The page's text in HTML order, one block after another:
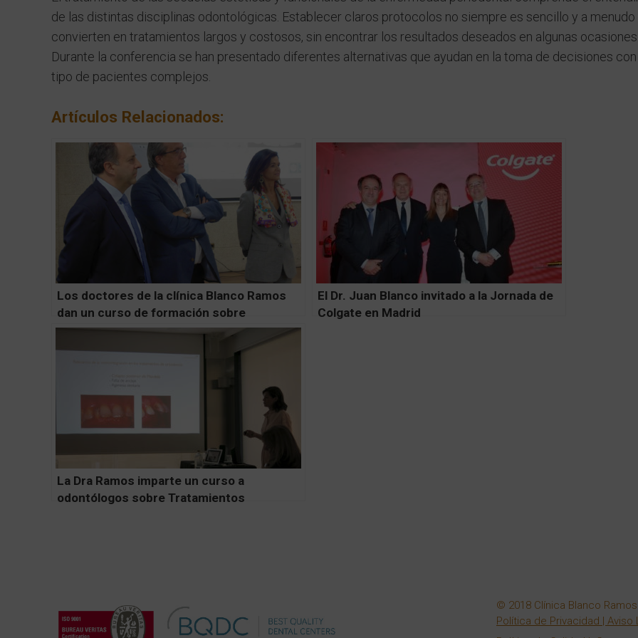
de las distintas disciplinas odontológicas. Establecer claros protocolos no siempre es sencillo y a menudo
convierten en tratamientos largos y costosos, sin encontrar los resultados deseados en algunas ocasiones.
Durante la conferencia se han presentado diferentes alternativas que ayudan en la toma de decisiones
tipo de pacientes complejos.
Artículos Relacionados:
Los doctores de la clínica Blanco Ramos
dan un curso de formación sobre
Tratamientos Complejos
El Dr. Juan Blanco invitado a la Jornada de
Colgate en Madrid
La Dra Ramos imparte un curso a
odontólogos sobre Tratamientos
© 2018 Clínica Blanco
Política de Privacidad | Aviso